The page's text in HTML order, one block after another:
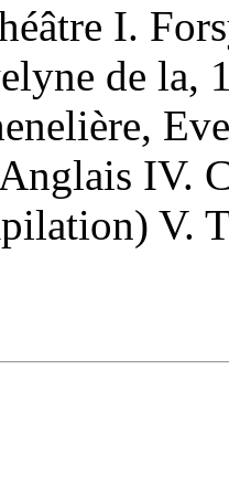
I.
de la,
IV.
V.